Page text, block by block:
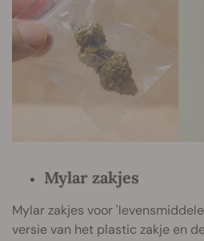
Mylar zakjes
Mylar zakjes voor
versie van het plastic zakje en